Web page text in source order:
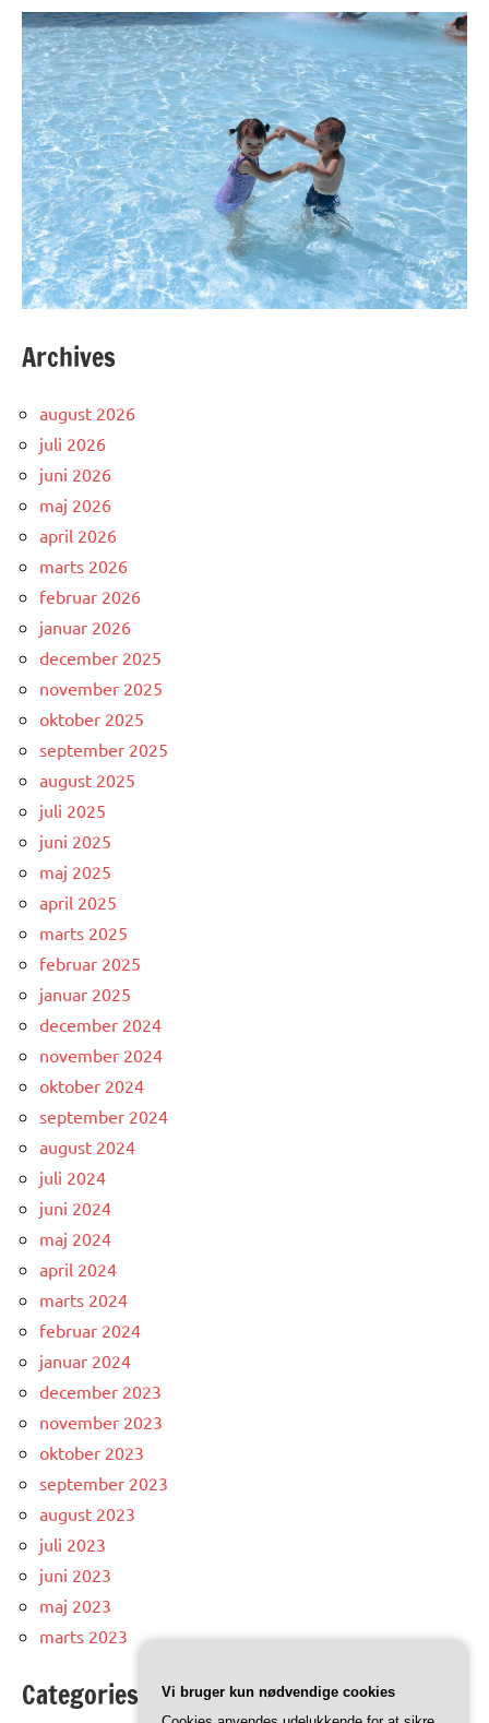
Archives
august 2026
juli 2026
juni 2026
maj 2026
april 2026
marts 2026
februar 2026
januar 2026
december 2025
november 2025
oktober 2025
september 2025
august 2025
juli 2025
juni 2025
maj 2025
april 2025
marts 2025
februar 2025
januar 2025
december 2024
november 2024
oktober 2024
september 2024
august 2024
juli 2024
juni 2024
maj 2024
april 2024
marts 2024
februar 2024
januar 2024
december 2023
november 2023
oktober 2023
september 2023
august 2023
juli 2023
juni 2023
maj 2023
marts 2023
Categories
Vi bruger kun nødvendige cookies